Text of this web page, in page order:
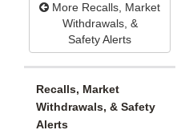
More Recalls, Market
Withdrawals, &
Safety Alerts
Recalls, Market
Withdrawals, & Safety
Alerts